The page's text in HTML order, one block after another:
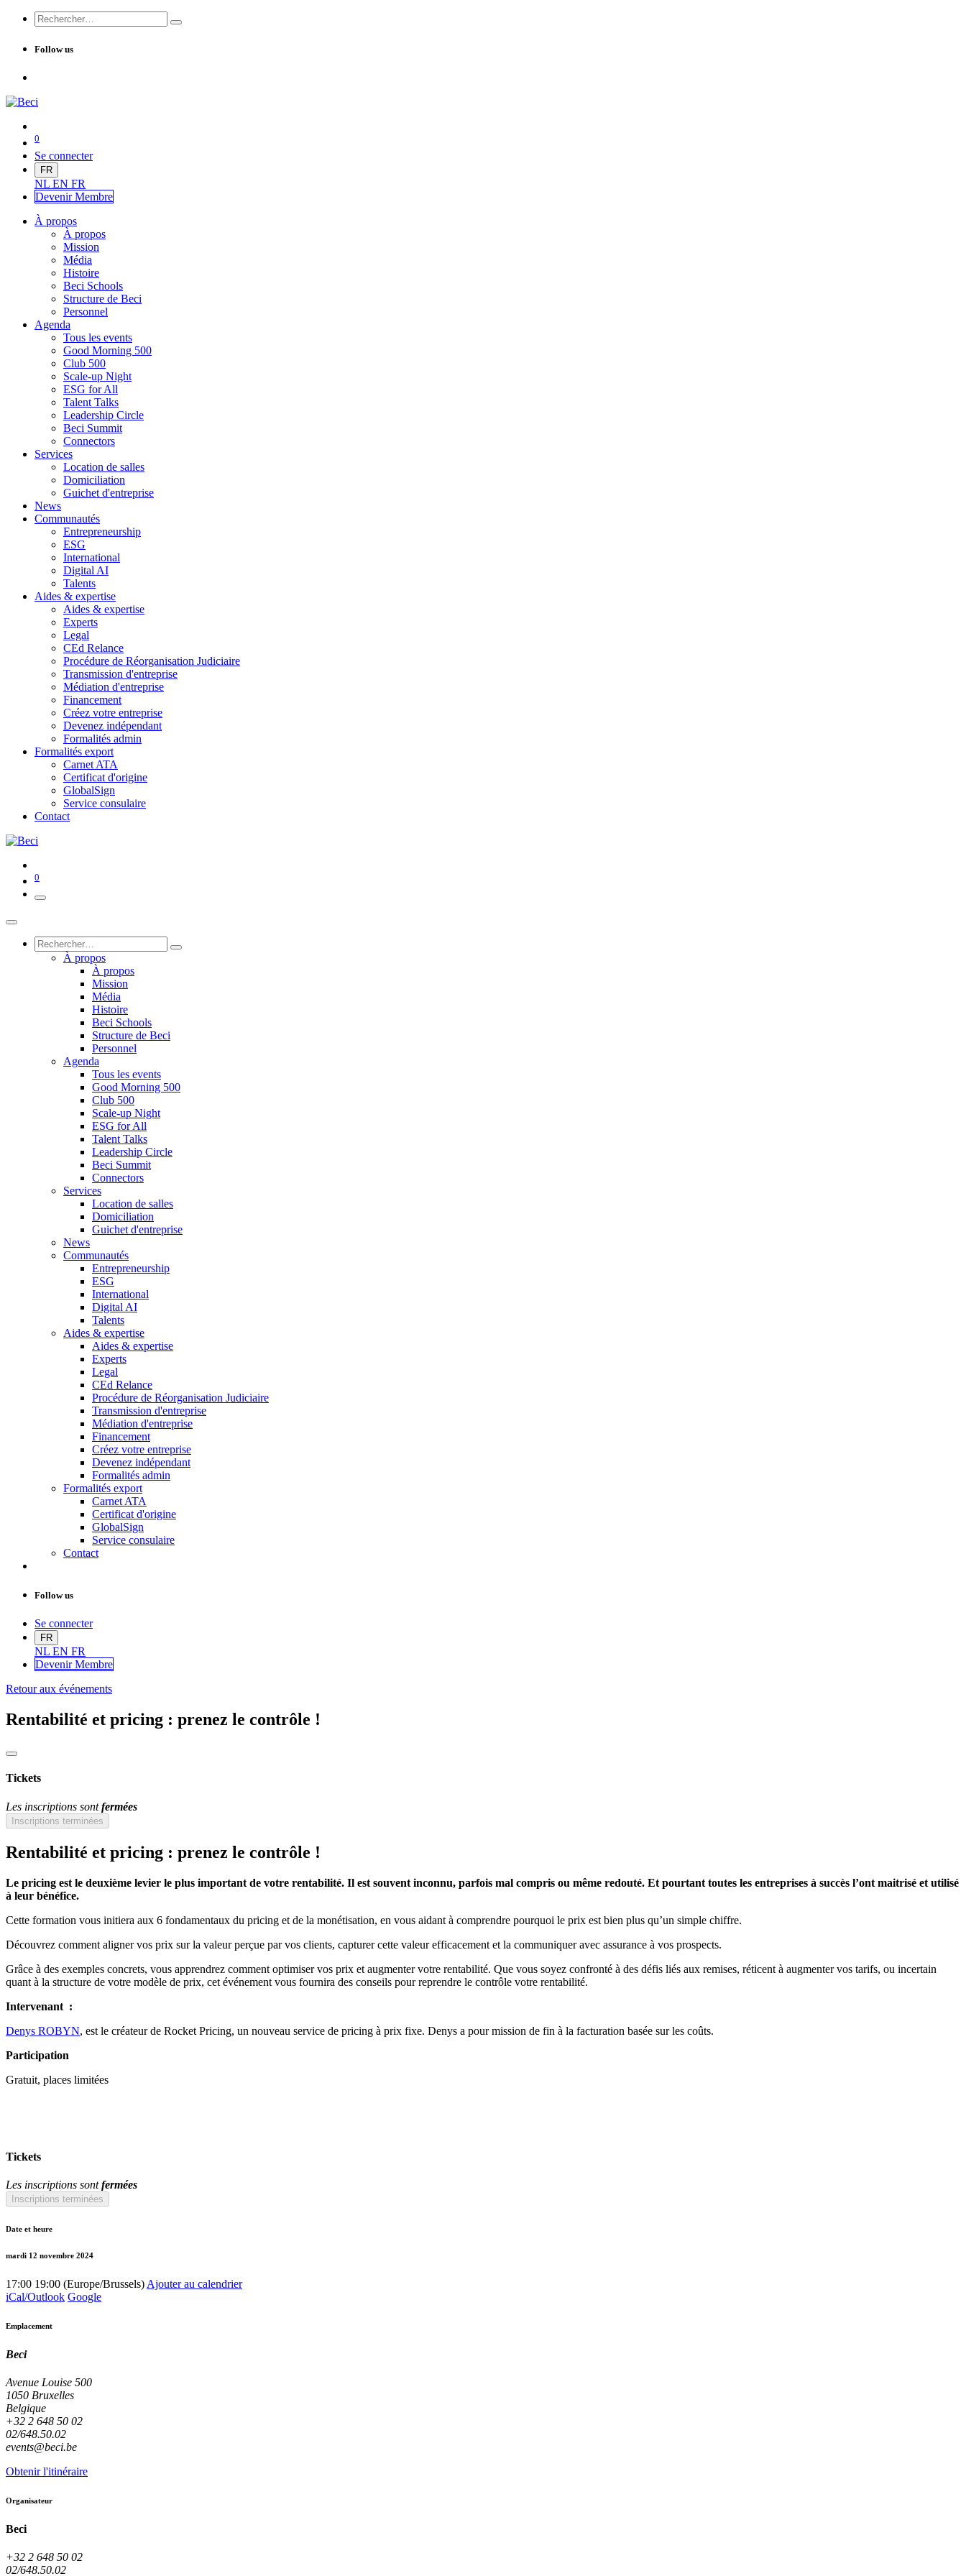
Follow us
0
Se connecter
FR
NL EN FR
Devenir Membre
À propos
À propos
Mission
Média
Histoire
Beci Schools
Structure de Beci
Personnel
Agenda
Tous les events
Good Morning 500
Club 500
Scale-up Night
ESG for All
Talent Talks
Leadership Circle
Beci Summit
Connectors
Services
Location de salles
Domiciliation
Guichet d'entreprise
News
Communautés
Entrepreneurship
ESG
International
Digital AI
Talents
Aides & expertise
Aides & expertise
Experts
Legal
CEd Relance
Procédure de Réorganisation Judiciaire
Transmission d'entreprise
Médiation d'entreprise
Financement
Créez votre entreprise
Devenez indépendant
Formalités admin
Formalités export
Carnet ATA
Certificat d'origine
GlobalSign
Service consulaire
Contact
0
À propos
À propos
Mission
Média
Histoire
Beci Schools
Structure de Beci
Personnel
Agenda
Tous les events
Good Morning 500
Club 500
Scale-up Night
ESG for All
Talent Talks
Leadership Circle
Beci Summit
Connectors
Services
Location de salles
Domiciliation
Guichet d'entreprise
News
Communautés
Entrepreneurship
ESG
International
Digital AI
Talents
Aides & expertise
Aides & expertise
Experts
Legal
CEd Relance
Procédure de Réorganisation Judiciaire
Transmission d'entreprise
Médiation d'entreprise
Financement
Créez votre entreprise
Devenez indépendant
Formalités admin
Formalités export
Carnet ATA
Certificat d'origine
GlobalSign
Service consulaire
Contact
Follow us
Se connecter
FR
NL EN FR
Devenir Membre
Retour aux événements
Rentabilité et pricing : prenez le contrôle !
Tickets
Les inscriptions sontfermées
Inscriptions terminées
Rentabilité et pricing : prenez le contrôle !
Le pricing est le deuxième levier le plus important de votre rentabilité. Il est souvent inconnu, parfois mal compris ou même redouté. Et pourtant toutes les entreprises à succès l’ont maitrisé et utilisé
à leur bénéfice.
Cette formation vous initiera aux 6 fondamentaux du pricing et de la monétisation, en vous aidant à comprendre pourquoi le prix est bien plus qu’un simple chiffre.
Découvrez comment aligner vos prix sur la valeur perçue par vos clients, capturer cette valeur efficacement et la communiquer avec assurance à vos prospects.
Grâce à des exemples concrets, vous apprendrez comment optimiser vos prix et augmenter votre rentabilité. Que vous soyez confronté à des défis liés aux remises, réticent à augmenter vos tarifs, ou incertain
quant à la structure de votre modèle de prix, cet événement vous fournira des conseils pour reprendre le contrôle votre rentabilité.
Intervenant :
Denys ROBYN, est le créateur de Rocket Pricing, un nouveau service de pricing à prix fixe. Denys a pour mission de fin à la facturation basée sur les coûts.
Participation
Gratuit, places limitées
Tickets
Les inscriptions sontfermées
Inscriptions terminées
Date et heure
mardi 12 novembre 2024
17:00 19:00 (Europe/Brussels) Ajouter au calendrier
iCal/Outlook Google
Emplacement
Beci
Avenue Louise 500
1050 Bruxelles
Belgique
+32 2 648 50 02
02/648.50.02
events@beci.be
Obtenir l'itinéraire
Organisateur
Beci
+32 2 648 50 02
02/648.50.02